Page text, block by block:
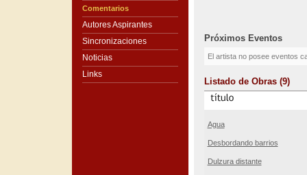
Comentarios
Autores Aspirantes
Sincronizaciones
Noticias
Links
Próximos Eventos
El artista no posee eventos
Listado de Obras (9)
Agua
Desbordando barrios
Dulzura distante